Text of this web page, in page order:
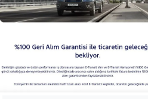
Nedir
Programlar